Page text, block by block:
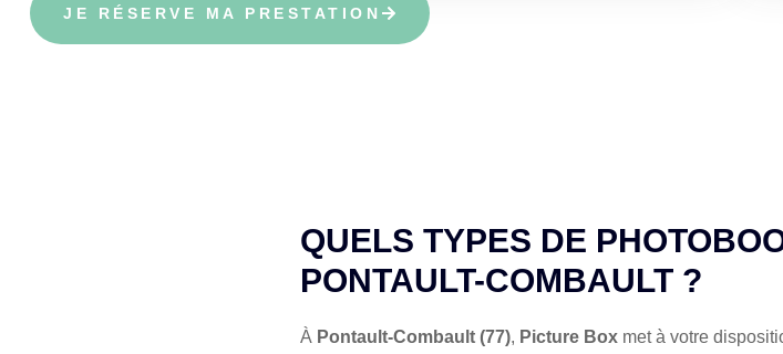
JE RÉSERVE MA PRESTATION
QUELS TYPES DE
PONTAULT-COMBAULT ?
À Pontault-Combault (77), Picture Boxmet à votre